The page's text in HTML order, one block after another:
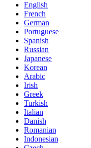
English
French
German
Portuguese
Spanish
Russian
Japanese
Korean
Arabic
Irish
Greek
Turkish
Italian
Danish
Romanian
Indonesian